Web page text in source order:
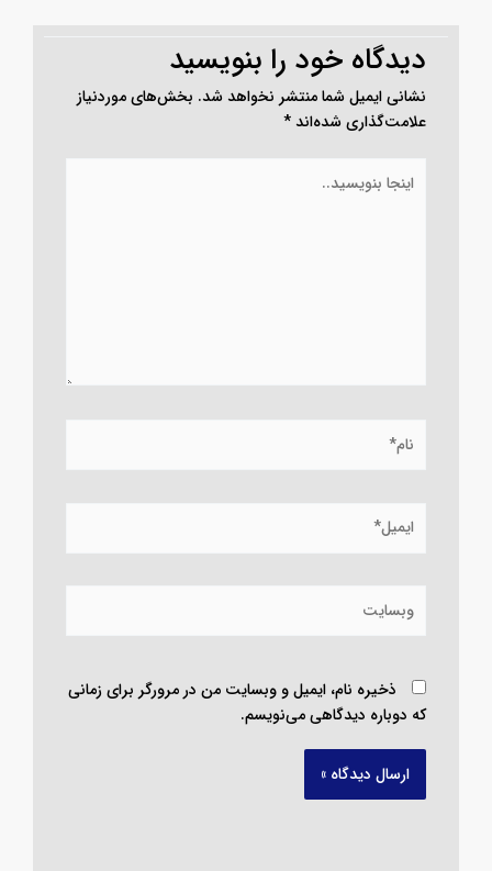
دیدگاه‌ خود را بنویسید
نشانی ایمیل شما منتشر نخواهد شد. بخش‌های موردنیاز
علامت‌گذاری شده‌اند*
بنویسید..
ذخیره نام، ایمیل و وبسایت من در مرورگر برای زمانی
که دوباره دیدگاهی می‌نویسم.